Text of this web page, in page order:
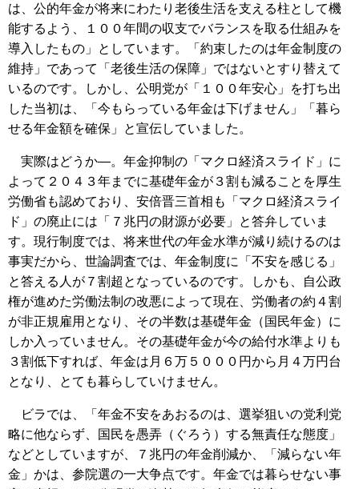
は、公的年金が将来にわたり老後生活を支える柱として機
能するよう、１００年間の収支でバランスを取る仕組みを
導入したもの」としています。「約束したのは年金制度の
維持」であって「老後生活の保障」ではないとすり替えて
いるのです。しかし、公明党が「１００年安心」を打ち出
した当初は、「今もらっている年金は下げません」「暮ら
せる年金額を確保」と宣伝していました。
実際はどうか―。年金抑制の「マクロ経済スライド」に
よって２０４３年までに基礎年金が３割も減ることを厚生
労働省も認めており、安倍晋三首相も「マクロ経済スライ
ド」の廃止には「７兆円の財源が必要」と答弁していま
す。現行制度では、将来世代の年金水準が減り続けるのは
事実だから、世論調査では、年金制度に「不安を感じる」
と答える人が７割超となっているのです。しかも、自公政
権が進めた労働法制の改悪によって現在、労働者の約４割
が非正規雇用となり、その半数は基礎年金（国民年金）に
しか入っていません。その基礎年金が今の給付水準よりも
３割低下すれば、年金は月６万５０００円から月４万円台
となり、とても暮らしていけません。
ビラでは、「年金不安をあおるのは、選挙狙いの党利党
略に他ならず、国民を愚弄（ぐろう）する無責任な態度」
などとしていますが、７兆円の年金削減か、「減らない年
金」かは、参院選の一大争点です。年金では暮らせない事